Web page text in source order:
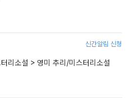
신간알림 신청
리소설 > 영미 추리/미스터리소설